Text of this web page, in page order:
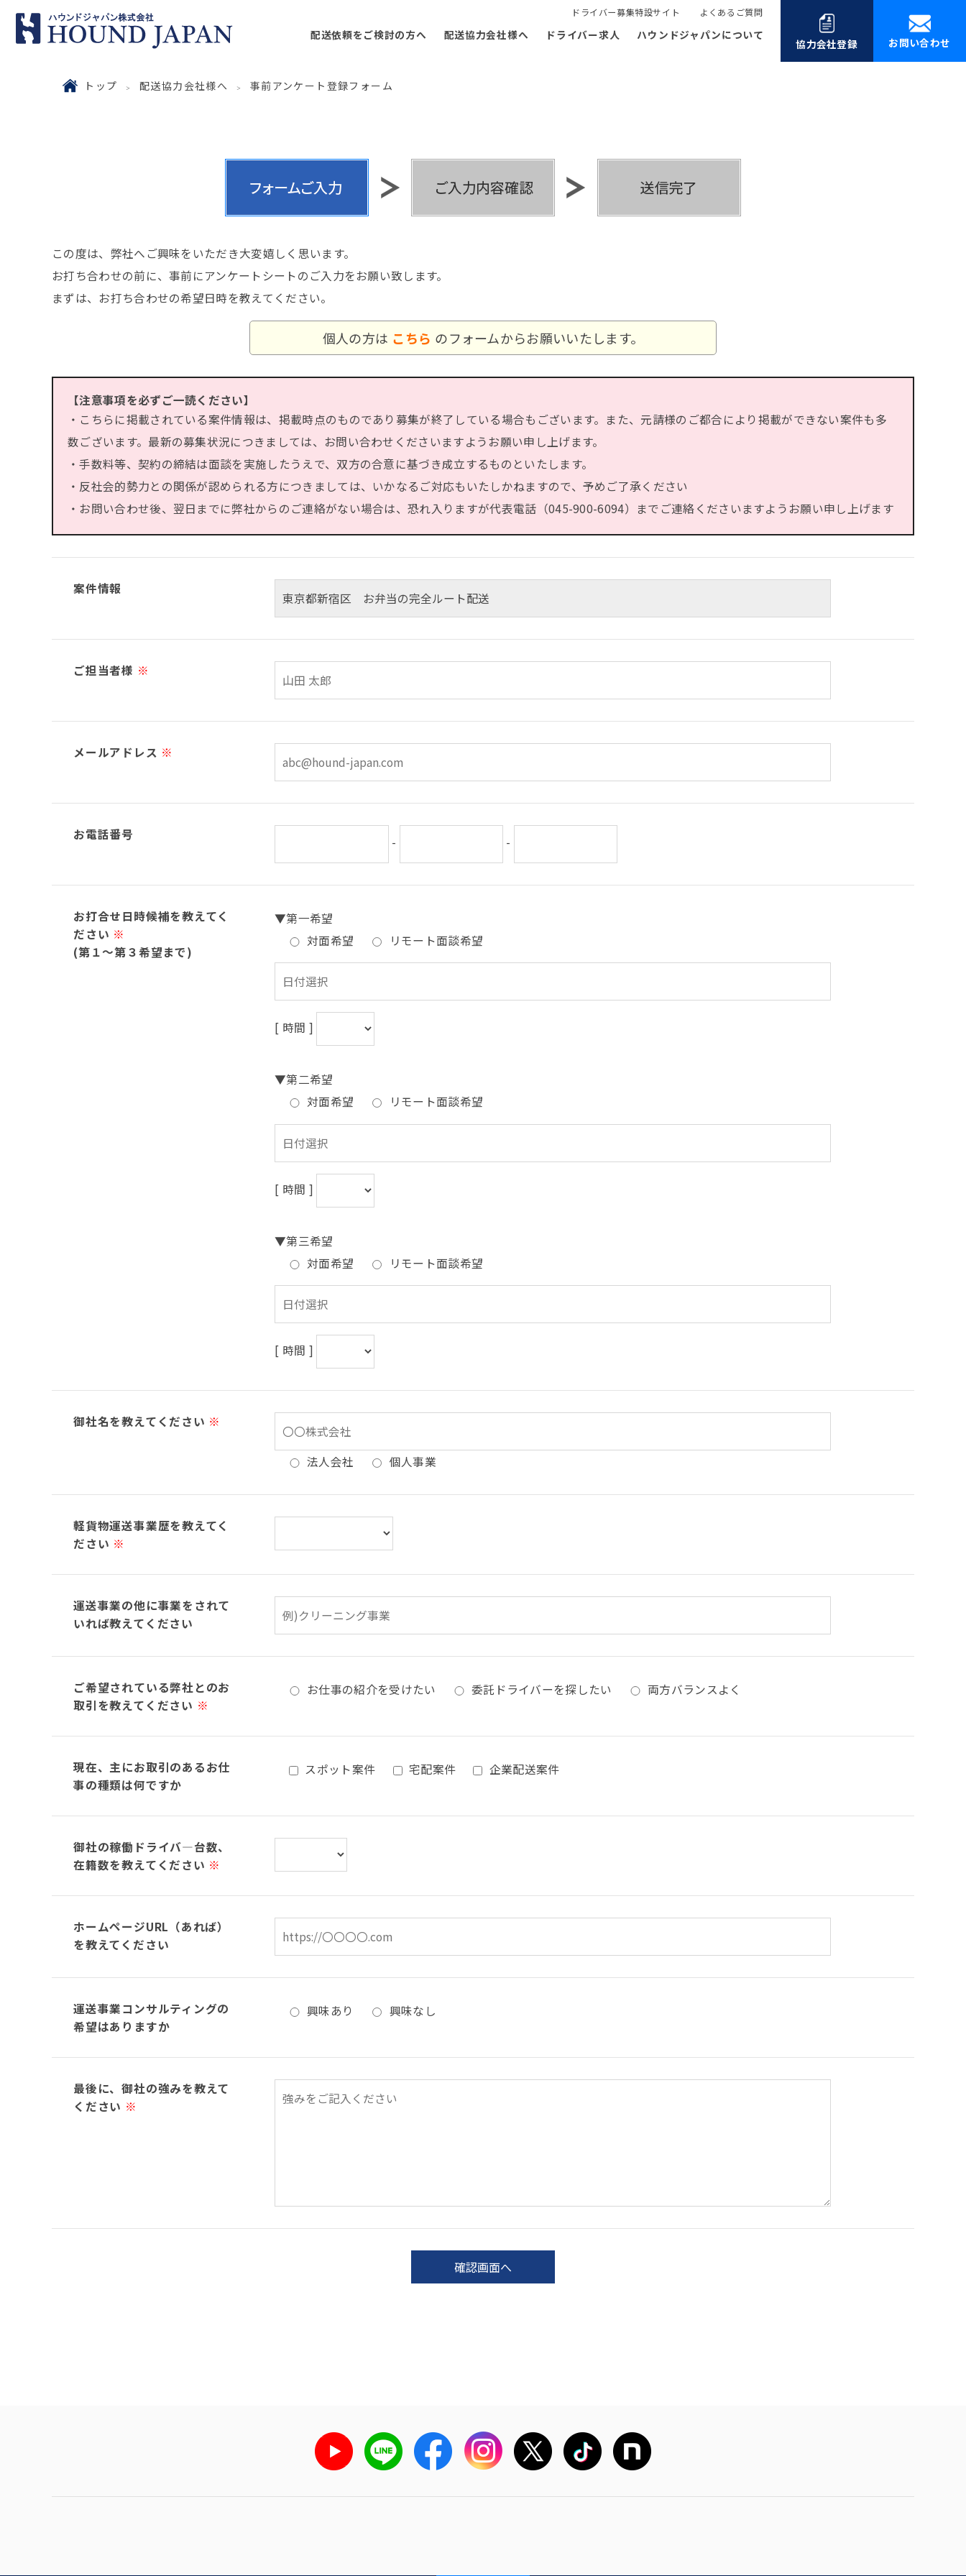
ドライバー募集特設サイト よくあるご質問
配送依頼をご検討の方へ 配送協力会社様へ ドライバー求人 ハウンドジャパンについて
協力会社登録 お問い合わせ
トップ 配送協力会社様へ 事前アンケート登録フォーム
この度は、弊社へご興味をいただき大変嬉しく思います。
お打ち合わせの前に、事前にアンケートシートのご入力をお願い致します。
まずは、お打ち合わせの希望日時を教えてください。
個人の方は こちら のフォームからお願いいたします。
【注意事項を必ずご一読ください】
・こちらに掲載されている案件情報は、掲載時点のものであり募集が終了している場合もございます。また、元請様のご都合により掲載ができない案件も多
数ございます。最新の募集状況につきましては、お問い合わせくださいますようお願い申し上げます。
・手数料等、契約の締結は面談を実施したうえで、双方の合意に基づき成立するものといたします。
・反社会的勢力との関係が認められる方につきましては、いかなるご対応もいたしかねますので、予めご了承ください
・お問い合わせ後、翌日までに弊社からのご連絡がない場合は、恐れ入りますが代表電話（045-900-6094）までご連絡くださいますようお願い申し上げます
案件情報
ご担当者様 ※
メールアドレス ※
お電話番号
- -
お打合せ日時候補を教えてく
ださい ※
(第１～第３希望まで)
▼第一希望
対面希望
リモート面談希望
[ 時間 ]
▼第二希望
対面希望
リモート面談希望
[ 時間 ]
▼第三希望
対面希望
リモート面談希望
[ 時間 ]
御社名を教えてください ※
法人会社 個人事業
軽貨物運送事業歴を教えてく
ださい ※
運送事業の他に事業をされて
いれば教えてください
ご希望されている弊社とのお
取引を教えてください ※
お仕事の紹介を受けたい 委託ドライバーを探したい 両方バランスよく
現在、主にお取引のあるお仕
事の種類は何ですか
スポット案件 宅配案件 企業配送案件
御社の稼働ドライバ―台数、
在籍数を教えてください ※
ホームページURL（あれば）
を教えてください
運送事業コンサルティングの
希望はありますか
興味あり 興味なし
最後に、御社の強みを教えて
ください ※